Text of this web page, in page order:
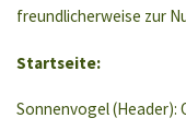
freundlicherweise zur
Startseite:
Sonnenvogel (Header):